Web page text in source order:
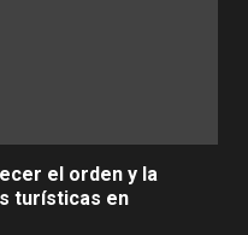
el orden y la
turísticas en